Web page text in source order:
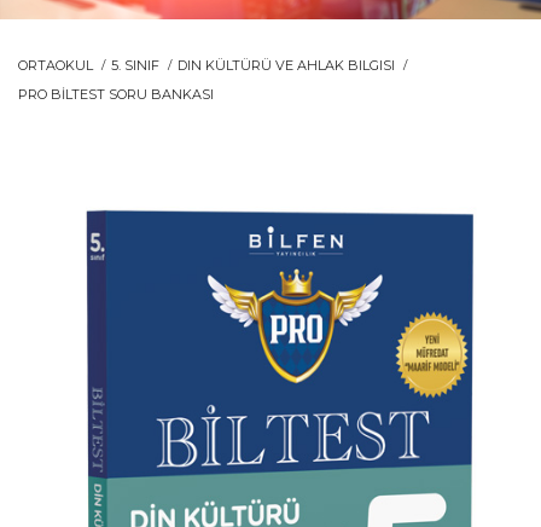
ORTAOKUL 5. SINIF
DIN KÜLTÜRÜ VE AHLAK BILGISI
PRO BİLTEST SORU BANKASI